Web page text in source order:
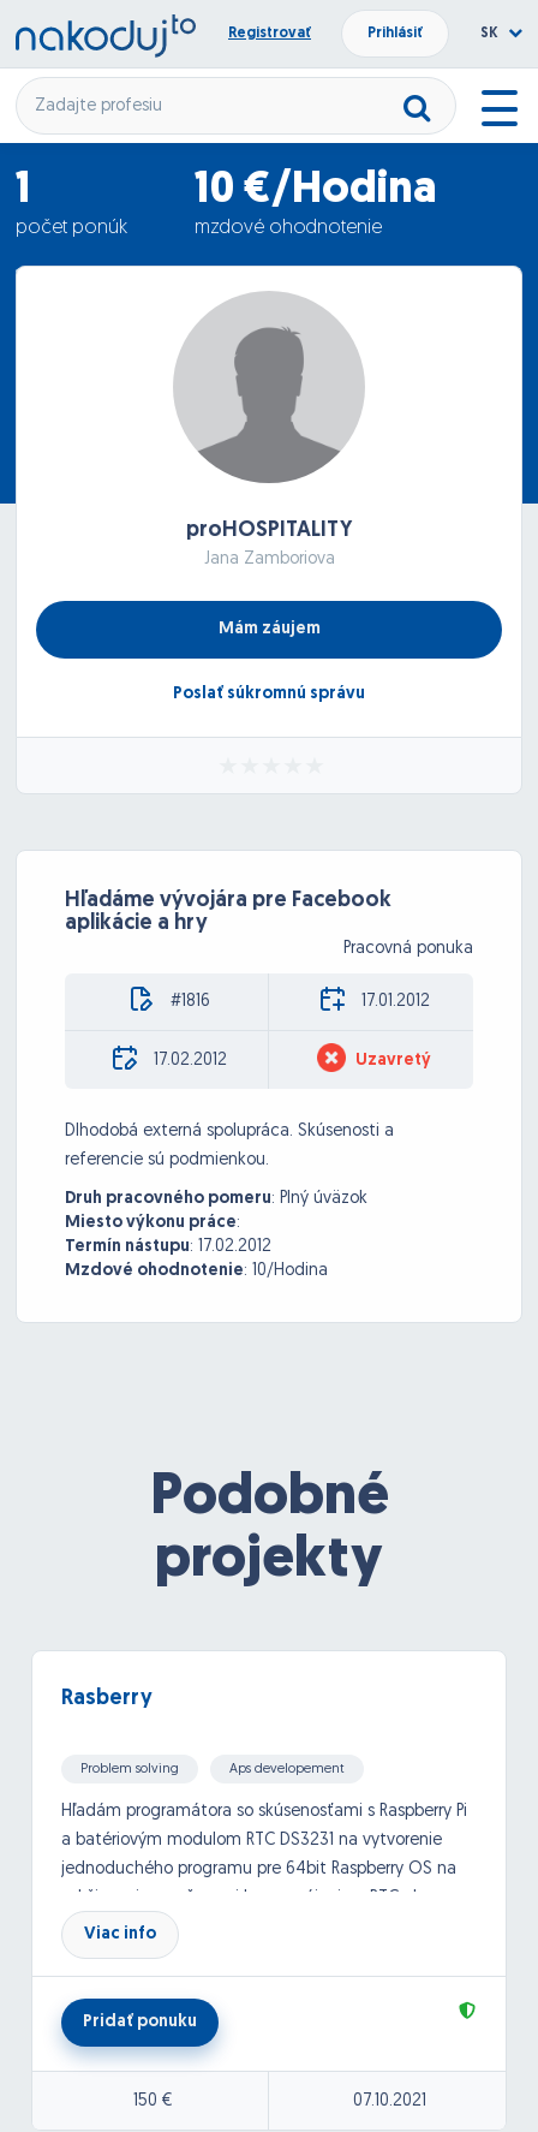
Registrovať Prihlásiť SK
1
počet ponúk
10 €/Hodina
mzdové ohodnotenie
17.02.2012
proHOSPITALITY
Jana Zamboriova
Mám záujem
Poslať súkromnú správu
Hľadáme vývojára pre Facebook
aplikácie a hry
Pracovná ponuka
#1816 17.01.2012
17.02.2012 Uzavretý
Dlhodobá externá spolupráca. Skúsenosti a
referencie sú podmienkou.
Druh pracovného pomeru: Plný úväzok
Miesto výkonu práce:
Termín nástupu: 17.02.2012
Mzdové ohodnotenie: 10/Hodina
Podobné
projekty
Rasberry
Problem solving Aps developement
Hľadám programátora so skúsenosťami s Raspberry Pi
a batériovým modulom RTC DS3231 na vytvorenie
jednoduchého programu pre 64bit Raspberry OS na
na zapnutie RPi v danom čase, v daný deň, nie je
potrebné GUI, stačí aby bol nastaviteľný cez terminal.
Dakujem za spolupracu
Pekny den
Viac info
Pridať ponuku
150 € 07.10.2021